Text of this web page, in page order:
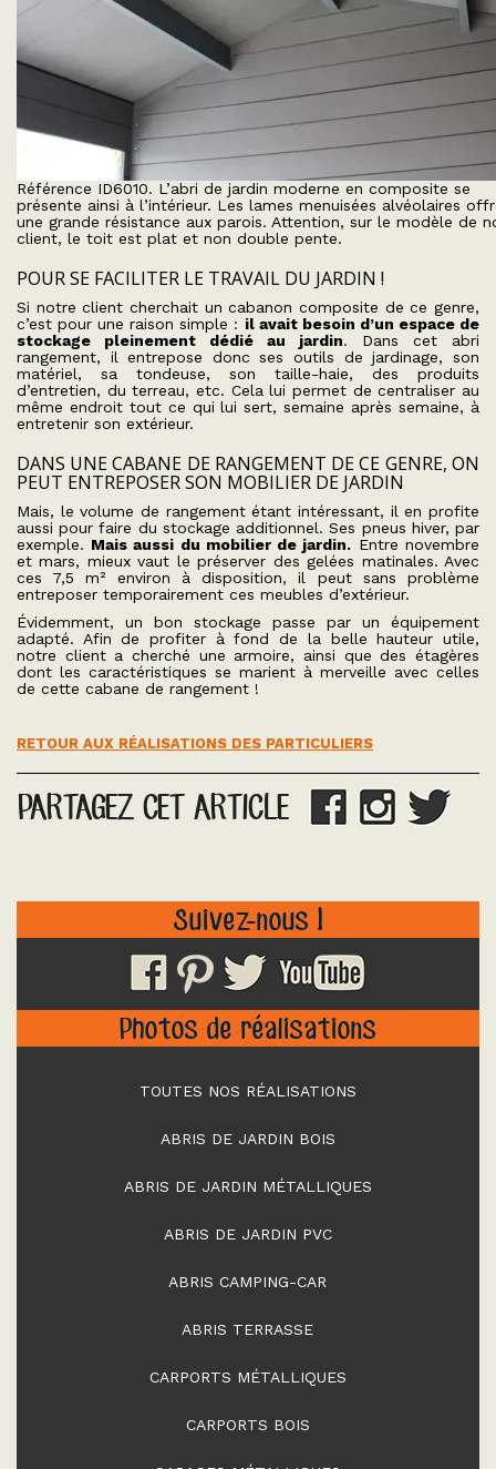
Référence ID6010. L’abri de jardin moderne en composite se
présente ainsi à l’intérieur. Les lames menuisées alvéolaires
une grande résistance aux parois. Attention, sur le modèle de
client, le toit est plat et non double pente.
POUR SE FACILITER LE TRAVAIL DU JARDIN !
Si notre client cherchait un cabanon composite de ce genre,
c’est pour une raison simple : il avait besoin d’un espace de
stockage pleinement dédié au jardin. Dans cet abri
rangement, il entrepose donc ses outils de jardinage, son
matériel, sa tondeuse, son taille-haie, des produits
d’entretien, du terreau, etc. Cela lui permet de centraliser au
même endroit tout ce qui lui sert, semaine après semaine, à
entretenir son extérieur.
DANS UNE CABANE DE RANGEMENT DE CE GENRE, ON
PEUT ENTREPOSER SON MOBILIER DE JARDIN
Mais, le volume de rangement étant intéressant, il en profite
aussi pour faire du stockage additionnel. Ses pneus hiver, par
exemple. Mais aussi du mobilier de jardin. Entre novembre
et mars, mieux vaut le préserver des gelées matinales. Avec
ces 7,5 m² environ à disposition, il peut sans problème
entreposer temporairement ces meubles d’extérieur.
Évidemment, un bon stockage passe par un équipement
adapté. Afin de profiter à fond de la belle hauteur utile,
notre client a cherché une armoire, ainsi que des étagères
dont les caractéristiques se marient à merveille avec celles
de cette cabane de rangement !
RETOUR AUX RÉALISATIONS DES PARTICULIERS
PARTAGEZ CET ARTICLE
Suivez-nous !
Photos de réalisations
TOUTES NOS RÉALISATIONS
ABRIS DE JARDIN BOIS
ABRIS DE JARDIN MÉTALLIQUES
ABRIS DE JARDIN PVC
ABRIS CAMPING-CAR
ABRIS TERRASSE
CARPORTS MÉTALLIQUES
CARPORTS BOIS